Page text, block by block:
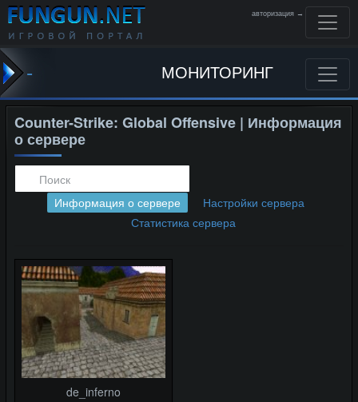
авторизация →
- МОНИТОРИНГ
Counter-Strike: Global Offensive | Информация
о сервере
Информация о сервере
Настройки сервера
Статистика сервера
de_inferno